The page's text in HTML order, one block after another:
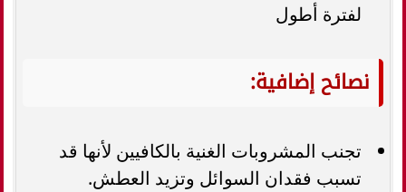
لفترة أطول
نصائح إضافية:
تجنب المشروبات الغنية بالكافيين لأنها قد
تسبب فقدان السوائل وتزيد العطش.